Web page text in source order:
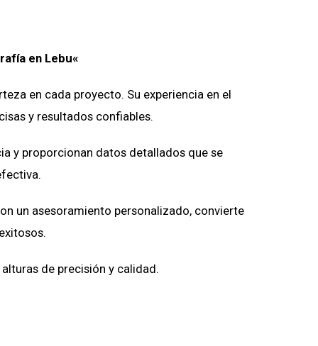
en Lebu«
en cada proyecto. Su experiencia en el
y resultados confiables.
y proporcionan datos detallados que se
un asesoramiento personalizado, convierte
de precisión y calidad.